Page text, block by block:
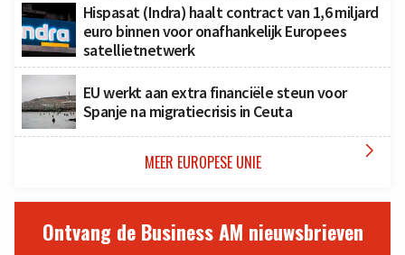
Hispasat (Indra) haalt contract van 1,6 miljard
euro binnen voor onafhankelijk Europees
satellietnetwerk
EU werkt aan extra financiële steun voor
Spanje na migratiecrisis in Ceuta
MEER EUROPESE UNIE 
Ontvang de Business AM nieuwsbrieven